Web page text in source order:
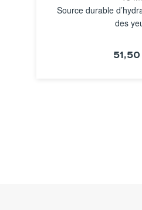
Source durable
des
51,50